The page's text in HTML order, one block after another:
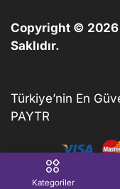
Kategoriler
Copyright © 2026
Saklıdır.
Türkiye’nin En
PAYTR